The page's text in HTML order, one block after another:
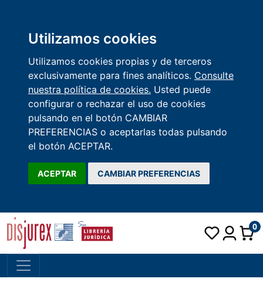
Utilizamos cookies
Utilizamos cookies propias y de terceros
exclusivamente para fines analíticos. Consulte
nuestra política de cookies. Usted puede
configurar o rechazar el uso de cookies
pulsando en el botón CAMBIAR
PREFERENCIAS o aceptarlas todas pulsando
el botón ACEPTAR.
ACEPTAR CAMBIAR PREFERENCIAS
0